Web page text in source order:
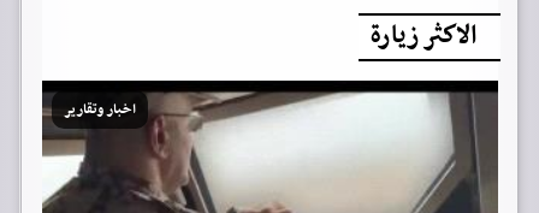
الاكثر زيارة
اخبار وتقارير